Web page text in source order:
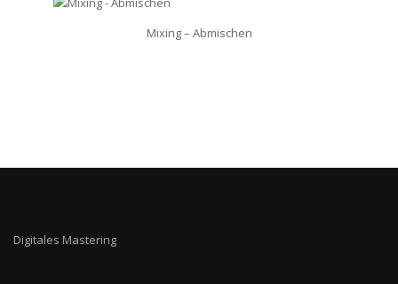
Mixing – Abmischen
Digitales Mastering